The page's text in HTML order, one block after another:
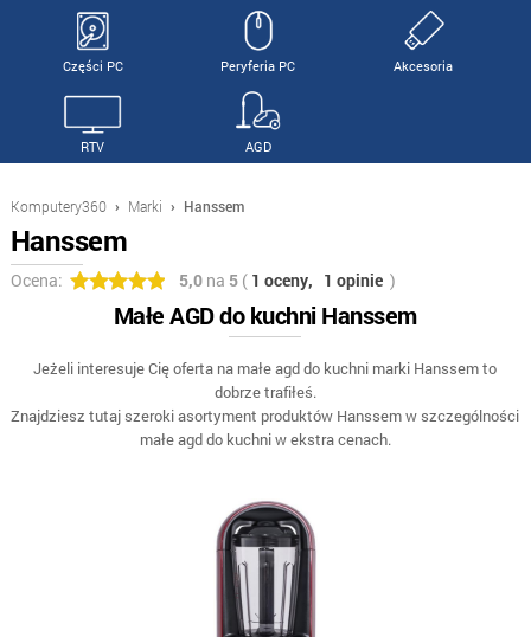
Części PC Peryferia PC Akcesoria
RTV AGD
Komputery360 › Marki › Hanssem
Hanssem
Ocena: 5,0na 5( 1 oceny, 1 opinie )
Małe AGD do kuchni Hanssem
Jeżeli interesuje Cię oferta na małe agd do kuchni marki Hanssem to
dobrze trafiłeś.
Znajdziesz tutaj szeroki asortyment produktów Hanssem w szczególności
małe agd do kuchni w ekstra cenach.